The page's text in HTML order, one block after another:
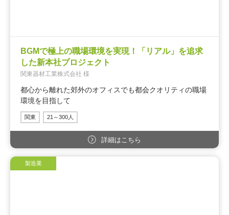
BGMで極上の職場環境を実現！「リアル」を追求
した新本社プロジェクト
関東器材工業株式会社 様
都心から離れた郊外のオフィスでも都会クオリティの職場
環境を目指して
関東 21～300人
詳細はこちら
製造業